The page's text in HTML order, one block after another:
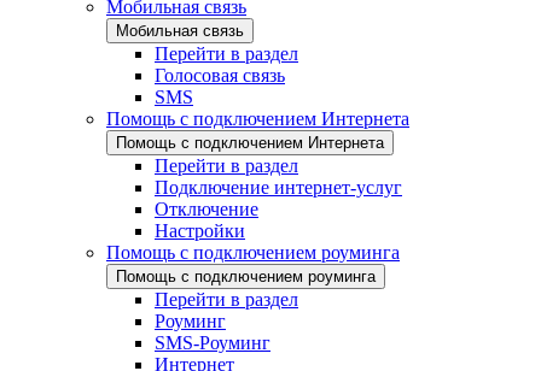
Мобильная связь
Мобильная связь
Перейти в раздел
Голосовая связь
SMS
Помощь с подключением Интернета
Помощь с подключением Интернета
Перейти в раздел
Подключение интернет-услуг
Отключение
Настройки
Помощь с подключением роуминга
Помощь с подключением роуминга
Перейти в раздел
Роуминг
SMS-Роуминг
Интернет